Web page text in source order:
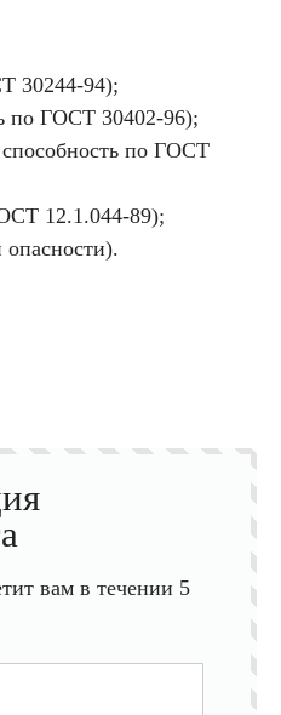
30244-94);
по ГОСТ 30402-96);
по ГОСТ
12.1.044-89);
вам в течении 5